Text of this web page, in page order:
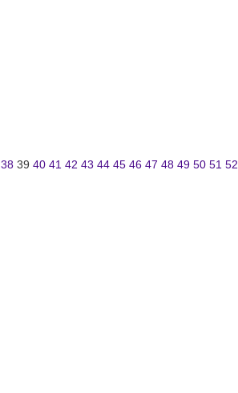
38 39 40 41 42 43 44 45 46 47 48 49 50 51 52